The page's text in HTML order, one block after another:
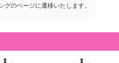
ます。
い、クレジットカード、dポイン
のページに遷移いたします。